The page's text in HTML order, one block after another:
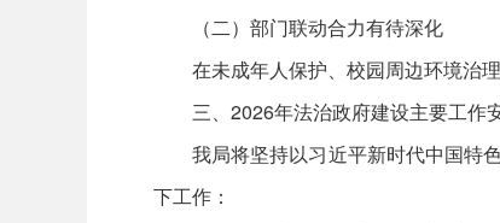
（二）部门联动合力有待深化
在未成年人保护、校园周边环境治理
三、2026年法治政府建设主要工作
我局将坚持以习近平新时代中国特色
下工作：